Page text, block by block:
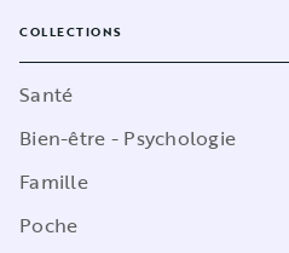
COLLECTIONS
Santé
Bien-être - Psychologie
Famille
Poche